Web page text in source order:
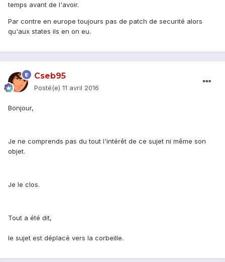
temps avant de l'avoir.
Par contre en europe toujours pas de patch de securité alors
qu'aux states ils en on eu.
Cseb95
Posté(e) 11 avril 2016
Bonjour,
Je ne comprends pas du tout l'intérêt de ce sujet ni même son
objet.
Je le clos.
Tout a été dit,
le sujet est déplacé vers la corbeille.